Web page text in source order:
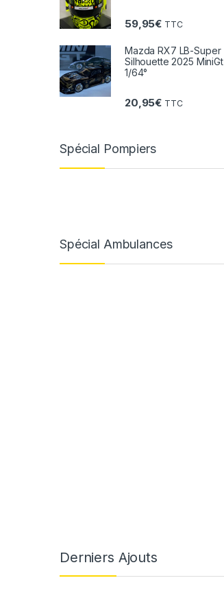
59,95€ TTC
Mazda RX7 LB-Super
Silhouette 2025 MiniGt
1/64°
20,95€ TTC
Spécial Pompiers
Spécial Ambulances
Derniers Ajouts